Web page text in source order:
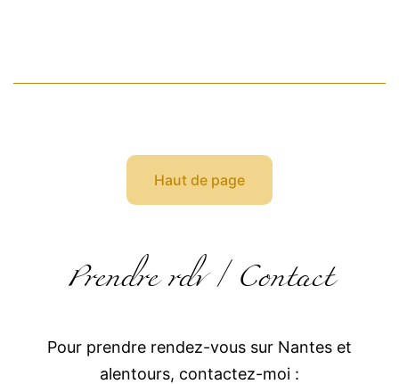
Haut de page
Prendre rdv / Contact
Pour prendre rendez-vous sur Nantes et
alentours, contactez-moi :